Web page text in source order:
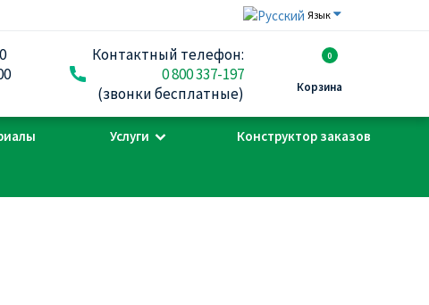
Язык
Контактный телефон:
0 800 337-197
(звонки бесплатные)
0
Корзина
Услуги Конструктор заказов